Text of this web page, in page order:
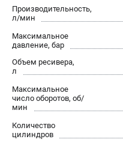
О компании
О бренде
Политика обработки
Новости
Программа бонусов
Пользовательское
СЕТЕВОЙ
Производительность,
л/мин
Максимальное
давление, бар
Объем ресивера,
л
Максимальное
число оборотов, об/
мин
Количество
цилиндров